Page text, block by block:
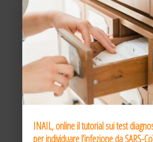
INAIL, online il tutorial sui test
per individuare l’infezione da SARS-